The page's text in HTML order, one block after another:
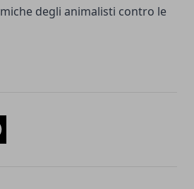
degli animalisti contro le